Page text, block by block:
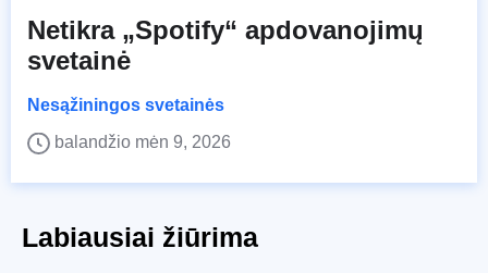
Netikra „Spotify“ apdovanojimų
svetainė
Nesąžiningos svetainės
balandžio mėn 9, 2026
Labiausiai žiūrima